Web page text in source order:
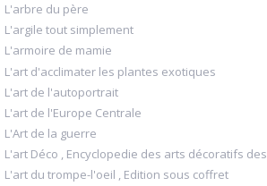
L'arbre du père
L'argile tout simplement
L'armoire de mamie
L'art d'acclimater les plantes exotiques
L'art de l'autoportrait
L'art de l'Europe Centrale
L'Art de la guerre
L'art Déco , Encyclopedie des arts décoratifs des
L'art du trompe-l'oeil , Edition sous coffret